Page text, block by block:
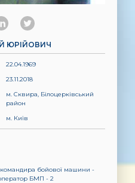
ЮРІЙОВИЧ
22.04.1969
23.11.2018
м. Сквира, Білоцерківський
район
м. Київ
командира бойової машини -
БМП - 2